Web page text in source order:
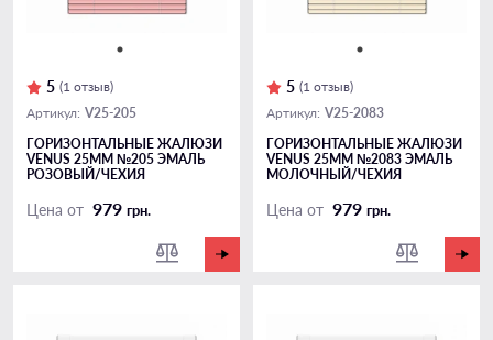
5 (1 отзыв)
Артикул: V25-205
ГОРИЗОНТАЛЬНЫЕ ЖАЛЮЗИ
VENUS 25ММ №205 ЭМАЛЬ
РОЗОВЫЙ/ЧЕХИЯ
Цена от 979 грн.
5 (1 отзыв)
Артикул: V25-2083
ГОРИЗОНТАЛЬНЫЕ ЖАЛЮЗИ
VENUS 25ММ №2083 ЭМАЛЬ
МОЛОЧНЫЙ/ЧЕХИЯ
Цена от 979 грн.